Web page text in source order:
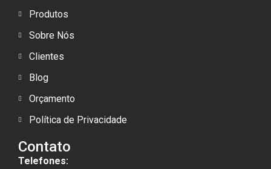
Produtos
Sobre Nós
Clientes
Blog
Orçamento
Política de Privacidade
Contato
Telefones: